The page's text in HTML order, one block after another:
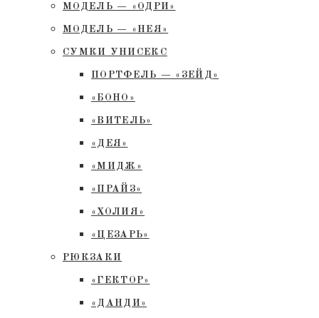
МОДЕЛЬ — «ОДРИ»
МОДЕЛЬ — «НЕЯ»
СУМКИ УНИСЕКС
ПОРТФЕЛЬ — «ЗЕЙД»
«БОНО»
«ВИТЕЛЬ»
«ДЕЯ»
«МИДЖ»
«ПРАЙЗ»
«ХОЛИЯ»
«ЦЕЗАРЬ»
РЮКЗАКИ
«ГЕКТОР»
«ДАНДИ»